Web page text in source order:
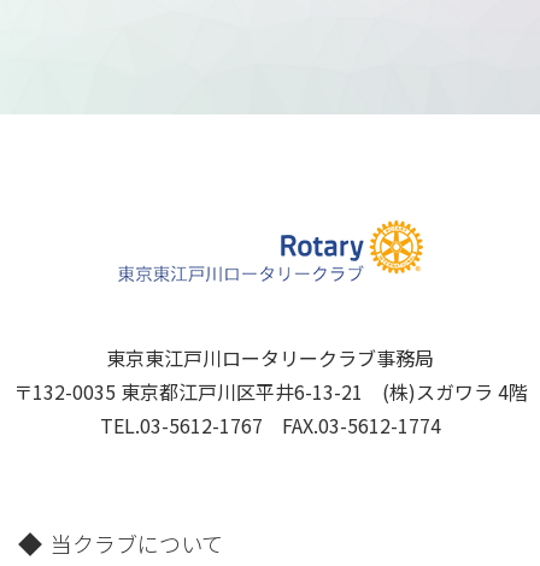
東京東江戸川ロータリークラブ事務局
〒132-0035 東京都江戸川区平井6-13-21 (株)スガワラ 4階
TEL.03-5612-1767 FAX.03-5612-1774
当クラブについて